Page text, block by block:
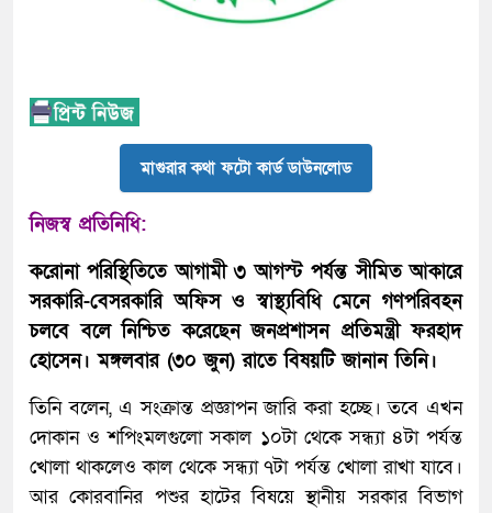
মাগুরার কথা ফটো কার্ড ডাউনলোড
নিজস্ব প্রতিনিধি:
করোনা পরিস্থিতিতে আগামী ৩ আগস্ট পর্যন্ত সীমিত আকারে
সরকারি-বেসরকারি অফিস ও স্বাস্থ্যবিধি মেনে গণপরিবহন
চলবে বলে নিশ্চিত করেছেন জনপ্রশাসন প্রতিমন্ত্রী ফরহাদ
হোসেন। মঙ্গলবার (৩০ জুন) রাতে বিষয়টি জানান তিনি।
তিনি বলেন, এ সংক্রান্ত প্রজ্ঞাপন জারি করা হচ্ছে। তবে এখন
দোকান ও শপিংমলগুলো সকাল ১০টা থেকে সন্ধ্যা ৪টা পর্যন্ত
খোলা থাকলেও কাল থেকে সন্ধ্যা ৭টা পর্যন্ত খোলা রাখা যাবে।
আর কোরবানির পশুর হাটের বিষয়ে স্থানীয় সরকার বিভাগ